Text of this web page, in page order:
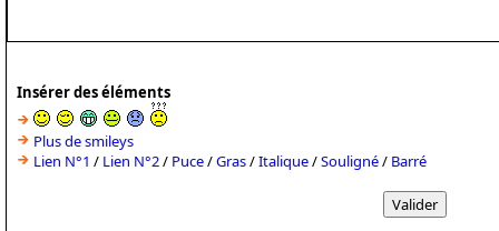
Insérer des éléments
Plus de smileys
Lien N°1 / Lien N°2/ Puce/Gras/Italique/Souligné/ Barré